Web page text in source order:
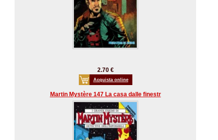
2.70 €
Acquista online
Martin Mystère 147 La casa dalle finestr